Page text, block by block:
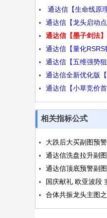
一般发生在第二板源码
通达信【生命线原
通达信【龙头启动
场时机源码
通达信【墨子剑法
靡源码
通达信【量化
军策略源码
通达信【五维强势
动点源码
通达信全新优化版
潜伏牛股源码
通达信【小草竞价
源码
相关指标公式
大跌后大买副图预
通达信洗盘拉升副
通达信顶底预警副
国庆献礼 欧亚波段
信 合体共振龙头主图